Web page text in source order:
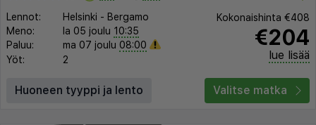
Lennot: Helsinki - Bergamo
Meno:
la 05 joulu 10:35
Paluu:
ma 07 joulu 08:00
Yöt:
2
Kokonaishinta €408
€204
lue lisää
Huoneen tyyppi ja lento Valitse matka